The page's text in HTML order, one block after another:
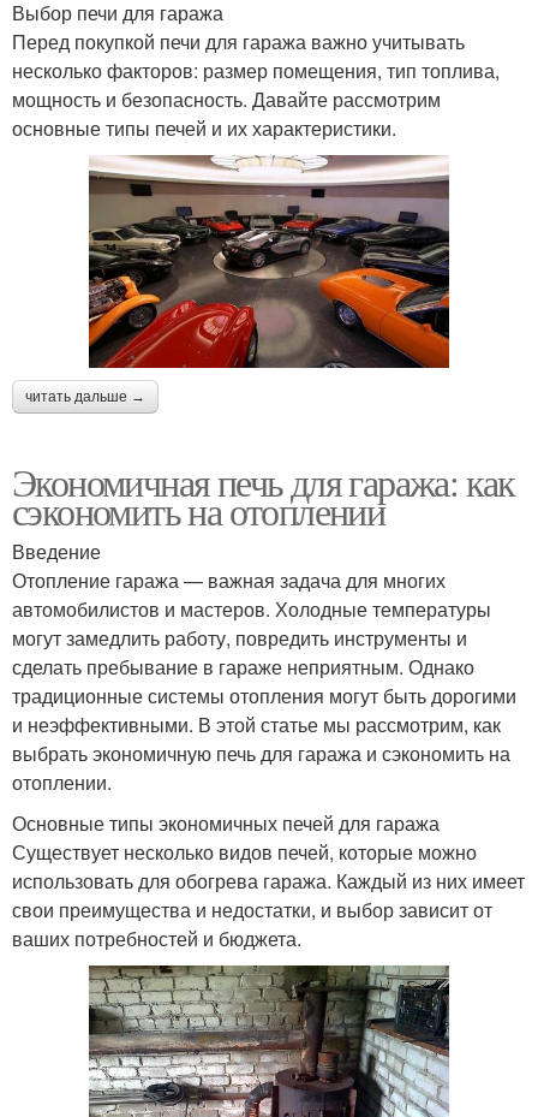
Выбор печи для гаража
Перед покупкой печи для гаража важно учитывать
несколько факторов: размер помещения, тип топлива,
мощность и безопасность. Давайте рассмотрим
основные типы печей и их характеристики.
читать дальше →
Экономичная печь для гаража: как
сэкономить на отоплении
Введение
Отопление гаража — важная задача для многих
автомобилистов и мастеров. Холодные температуры
могут замедлить работу, повредить инструменты и
сделать пребывание в гараже неприятным. Однако
традиционные системы отопления могут быть дорогими
и неэффективными. В этой статье мы рассмотрим, как
выбрать экономичную печь для гаража и сэкономить на
отоплении.
Основные типы экономичных печей для гаража
Существует несколько видов печей, которые можно
использовать для обогрева гаража. Каждый из них имеет
свои преимущества и недостатки, и выбор зависит от
ваших потребностей и бюджета.